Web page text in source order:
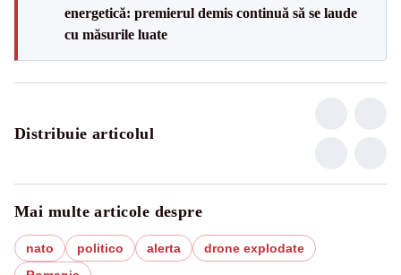
energetică: premierul demis continuă să se laude
cu măsurile luate
Distribuie articolul
Mai multe articole despre
nato politico alerta
drone explodate